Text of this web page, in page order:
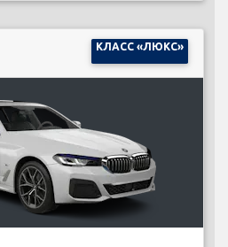
КЛАСС «ЛЮКС»